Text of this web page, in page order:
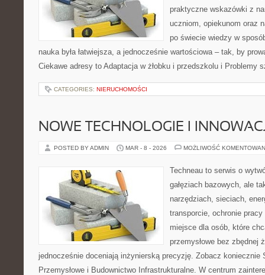
praktyczne wskazówki z
uczniom, opiekunom oraz
po świecie wiedzy w
nauka była łatwiejsza, a jednocześnie wartościowa – tak, by
Ciekawe adresy to Adaptacja w żłobku i przedszkolu i Problemy
CATEGORIES: NIERUCHOMOŚCI
NOWE TECHNOLOGIE I
POSTED BY ADMIN MAR - 8 - 2026 MOŻLIWOŚĆ
Techneau to serwis o
gałęziach bazowych, ale
narzędziach, sieciach,
transporcie, ochronie
miejsce dla osób, które
przemysłowe bez zbędnej
jednocześnie doceniają inżynierską precyzję. Zobacz koniecznie
Przemysłowe i Budownictwo Infrastrukturalne. W centrum